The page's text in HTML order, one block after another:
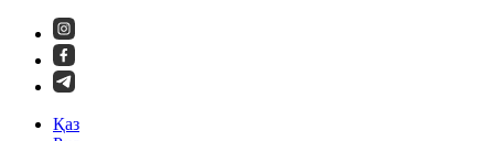
Қаз